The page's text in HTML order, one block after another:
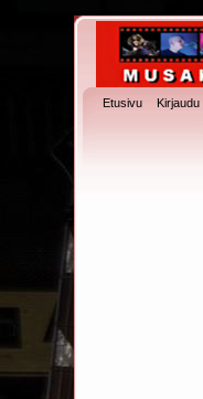
Etusivu Kirjaudu